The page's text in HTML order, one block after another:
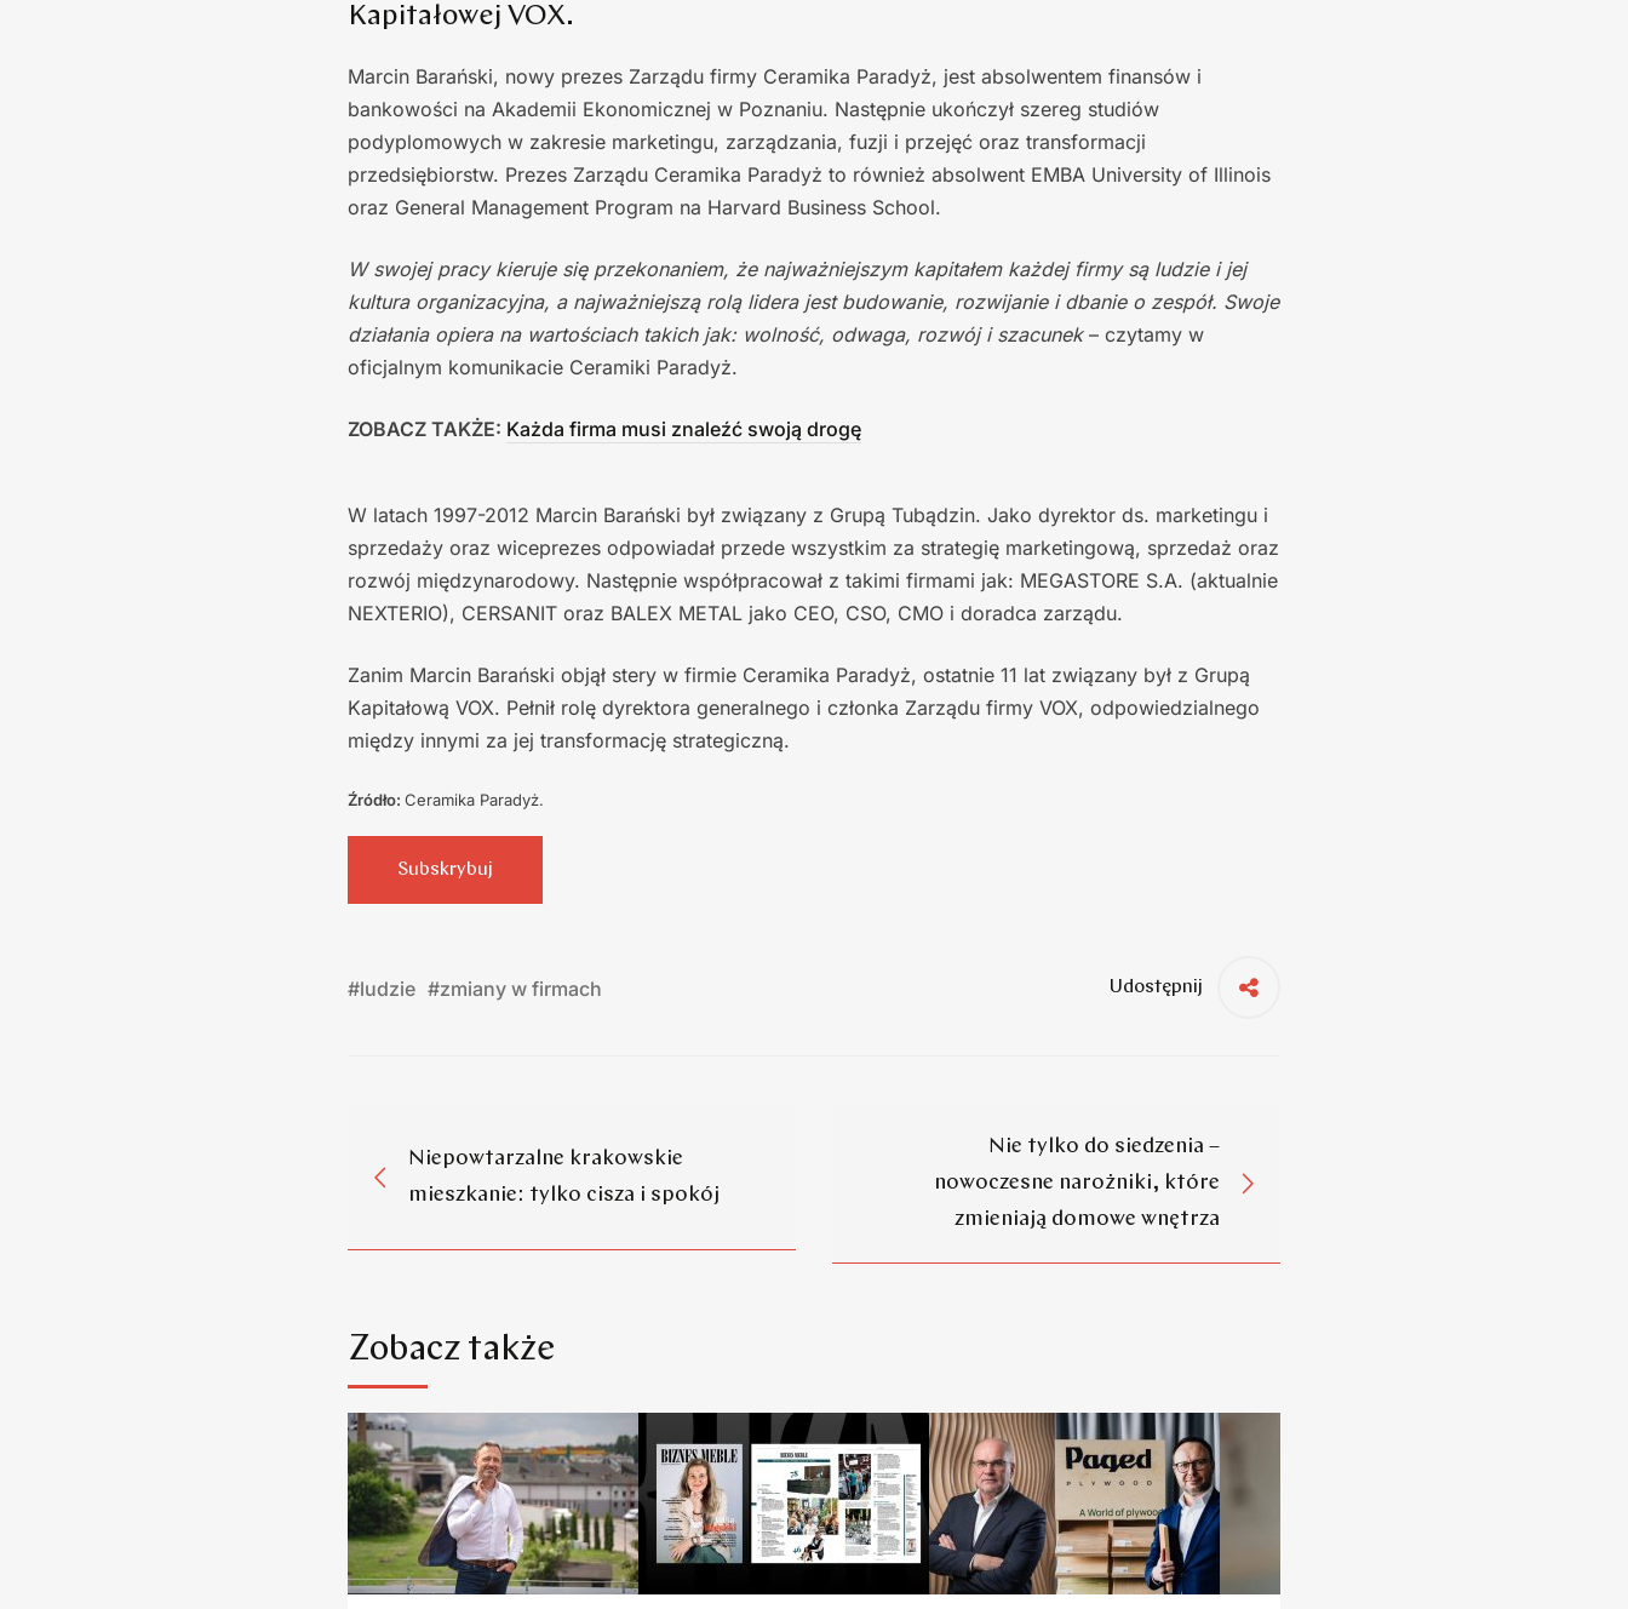
Kapitałowej VOX.
Marcin Barański, nowy prezes Zarządu firmy Ceramika Paradyż, jest absolwentem finansów i
bankowości na Akademii Ekonomicznej w Poznaniu. Następnie ukończył szereg studiów
podyplomowych w zakresie marketingu, zarządzania, fuzji i przejęć oraz transformacji
przedsiębiorstw. Prezes Zarządu Ceramika Paradyż to również absolwent EMBA University of Illinois
oraz General Management Program na Harvard Business School.
W swojej pracy kieruje się przekonaniem, że najważniejszym kapitałem każdej firmy są ludzie i jej
kultura organizacyjna, a najważniejszą rolą lidera jest budowanie, rozwijanie i dbanie o zespół. Swoje
działania opiera na wartościach takich jak: wolność, odwaga, rozwój i szacunek– czytamy w
oficjalnym komunikacie Ceramiki Paradyż.
ZOBACZ TAKŻE: Każda firma musi znaleźć swoją drogę
W latach 1997-2012 Marcin Barański był związany z Grupą Tubądzin. Jako dyrektor ds. marketingu i
sprzedaży oraz wiceprezes odpowiadał przede wszystkim za strategię marketingową, sprzedaż oraz
rozwój międzynarodowy. Następnie współpracował z takimi firmami jak: MEGASTORE S.A. (aktualnie
NEXTERIO), CERSANIT oraz BALEX METAL jako CEO, CSO, CMO i doradca zarządu.
Zanim Marcin Barański objął stery w firmie Ceramika Paradyż, ostatnie 11 lat związany był z Grupą
Kapitałową VOX. Pełnił rolę dyrektora generalnego i członka Zarządu firmy VOX, odpowiedzialnego
między innymi za jej transformację strategiczną.
Źródło: Ceramika Paradyż.
Subskrybuj
#ludzie #zmiany w firmach Udostępnij
Niepowtarzalne krakowskie
mieszkanie: tylko cisza i spokój
Nie tylko do siedzenia –
nowoczesne narożniki, które
zmieniają domowe wnętrza
Zobacz także